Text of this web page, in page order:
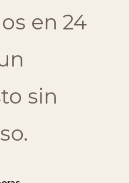
en 24
sin